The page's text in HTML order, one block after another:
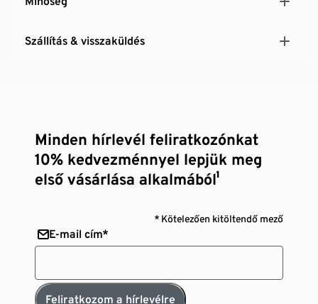
Szállítás & visszaküldés
Minden hírlevél feliratkozónkat
10% kedvezménnyel lepjük meg
első vásárlása alkalmából¹
* Kötelezően kitöltendő mező
E-mail cím*
Feliratkozom a hírlevélre